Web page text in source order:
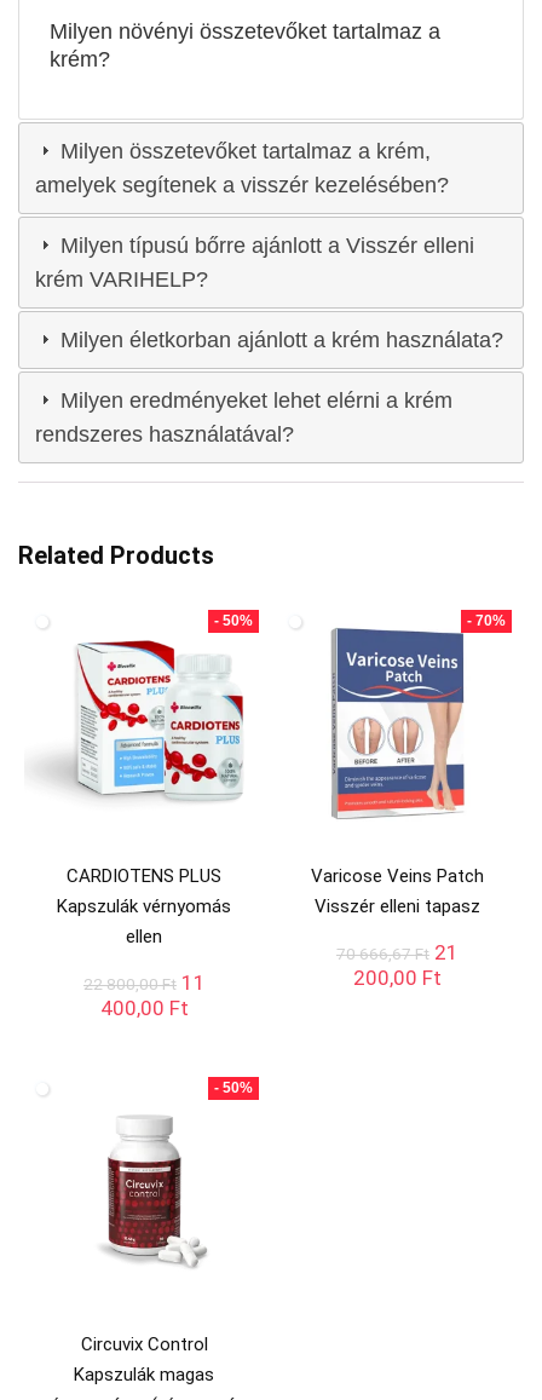
Milyen növényi összetevőket tartalmaz a
krém?
Milyen összetevőket tartalmaz a krém,
amelyek segítenek a visszér kezelésében?
Milyen típusú bőrre ajánlott a Visszér elleni
krém VARIHELP?
Milyen életkorban ajánlott a krém használata?
Milyen eredményeket lehet elérni a krém
rendszeres használatával?
Related Products
- 50%
CARDIOTENS PLUS
Kapszulák vérnyomás
ellen
22 800,00Ft Original
price
800,00 Ft.
11
400,00 FtCurrent
11
400,00 Ft.
- 70%
Varicose Veins Patch
Visszér elleni tapasz
70 666,67Ft Original
price
21
200,00 FtCurrent
- 50%
Circuvix Control
Kapszulák magas